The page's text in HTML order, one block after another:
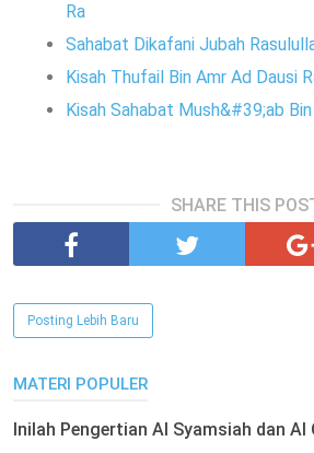
Ra
Sahabat Dikafani Jubah
Kisah Thufail Bin Amr Ad Dausi
Kisah Sahabat Mush&#39;ab
SHARE THIS
Posting Lebih Baru
MATERI POPULER
Inilah Pengertian Al Syamsiah dan Al